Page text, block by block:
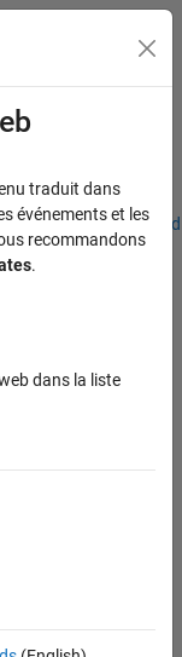
de nos bureaux
du menu
traduit dans
événements et les
recommandons
.
dans la liste